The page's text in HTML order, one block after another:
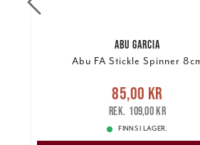
ABU GARCIA
Abu FA Stickle Spinner
Nuvarande pris :85,00 kr
pris:109,00 kr
85,00 kr
109,00 kr
FINNS I LAGER.